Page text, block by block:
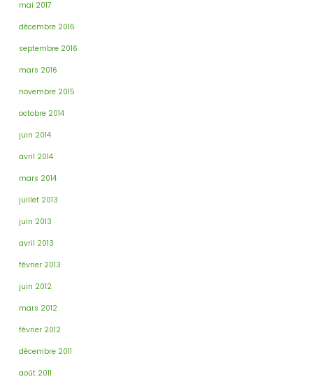
mai 2017
décembre 2016
septembre 2016
mars 2016
novembre 2015
octobre 2014
juin 2014
avril 2014
mars 2014
juillet 2013
juin 2013
avril 2013
février 2013
juin 2012
mars 2012
février 2012
décembre 2011
août 2011